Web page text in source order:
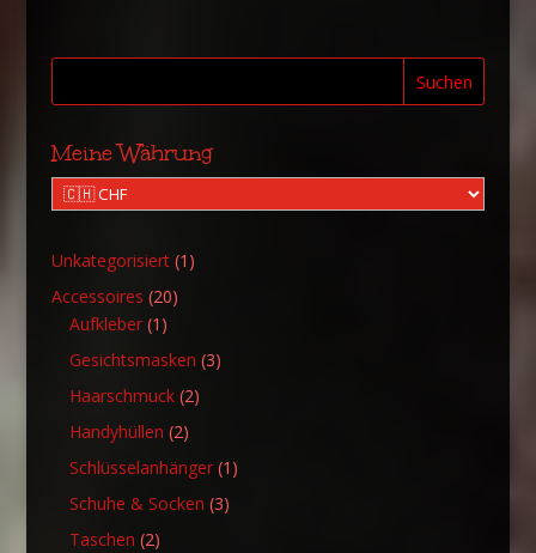
Suchen
Meine Währung
Unkategorisiert 1 1
Accessoires 2020
Aufkleber 1 1
Produkt
Gesichtsmasken 33
Haarschmuck 22
Handyhüllen 22
Produkte
Schlüsselanhänger 1 1
Schuhe & Socken 33
Taschen 22